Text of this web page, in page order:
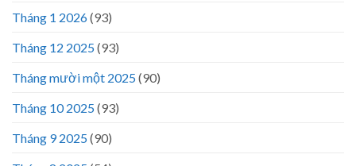
Tháng 1 2026(93)
Tháng 12 2025(93)
Tháng mười một 2025(90)
Tháng 10 2025(93)
Tháng 9 2025(90)